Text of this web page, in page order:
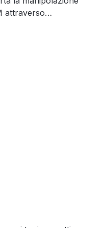
attraverso
richiedono